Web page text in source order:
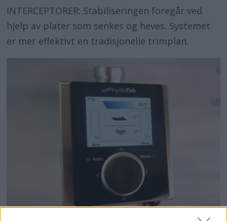
INTERCEPTORER: Stabiliseringen foregår ved
hjelp av plater som senkes og heves. Systemet
er mer effektivt en tradisjonelle trimplan.